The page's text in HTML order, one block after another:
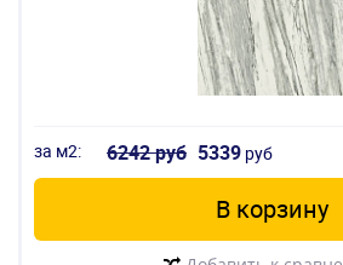
за м2: 6242 руб 5339 руб
В корзину